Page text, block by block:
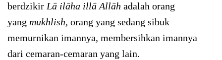
berdzikir Lā ilāha illā Allāh adalah orang
yang mukhlish, orang yang sedang sibuk
memurnikan imannya, membersihkan imannya
dari cemaran-cemaran yang lain.